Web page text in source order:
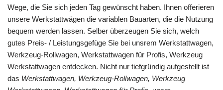
Wege, die Sie sich jeden Tag gewünscht haben. Ihnen offerieren
unsere Werkstattwägen die variablen Bauarten, die die Nutzung
bequem werden lassen. Selber überzeugen Sie sich, welch
gutes Preis- / Leistungsgefüge Sie bei unsrem Werkstattwagen,
Werkzeug-Rollwagen, Werkstattwagen für Profis, Werkzeug
Werkstattwagen entdecken. Nicht nur tiefgründig aufgestellt ist
das Werkstattwagen, Werkzeug-Rollwagen, Werkzeug